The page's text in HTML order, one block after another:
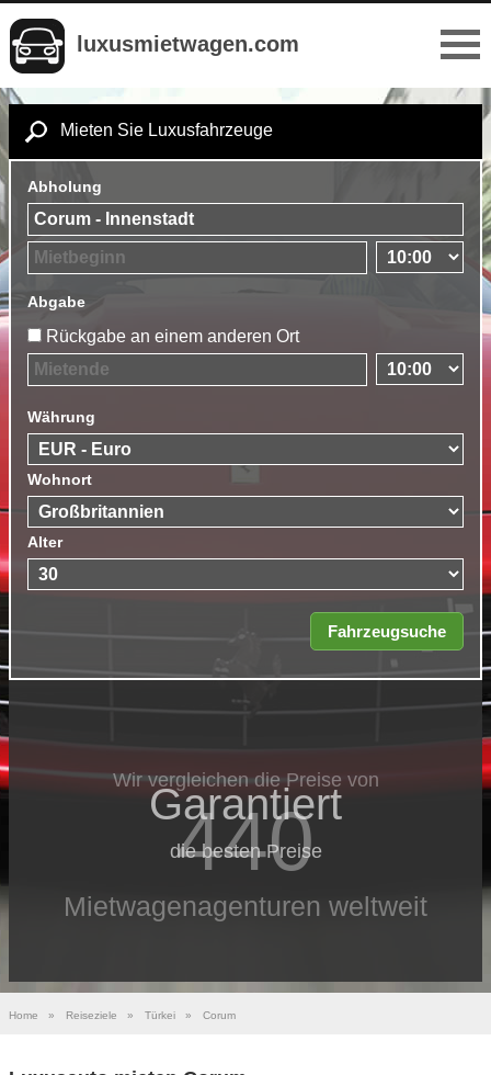
luxusmietwagen.com
Mieten Sie Luxusfahrzeuge
Abholung
Abgabe
Rückgabe an einem anderen Ort
Währung
Wohnort
Alter
Wir vergleichen die Preise von
440
Mietwagenagenturen weltweit
Garantiert
die besten Preise
Home » Reiseziele » Türkei » Corum